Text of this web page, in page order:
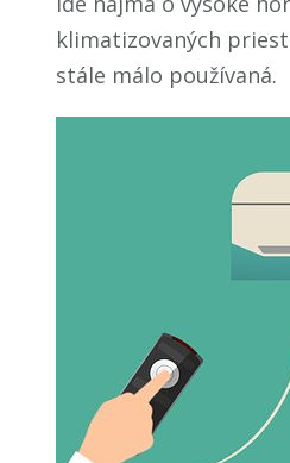
klimatizovaných
stále málo používaná.